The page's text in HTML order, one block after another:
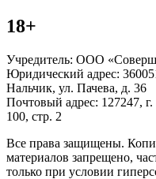
18+
Учредитель: ООО
Юридический адрес:
Нальчик, ул. Пачева, д. 36
Почтовый адрес: 127247,
100, стр. 2
Все права защищены.
материалов запрещено,
только при условии